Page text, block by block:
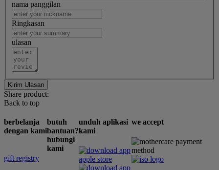
nama panggilan
Ringkasan
ulasan
Kirim Ulasan
Share product:
Back to top
berbelanja
dengan kami
gift registry
butuh
bantuan?
hubungi
kami
unduh aplikasi
kami
we accept